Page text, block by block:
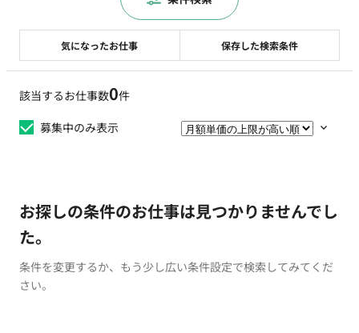
該当するお仕事数0件
募集中のみ表示
お探しの条件のお仕事は見つかりませんでし
た。
条件を変更するか、もう少し広い条件設定で検索してみてくだ
さい。
気になったお仕事 保存した検索条件